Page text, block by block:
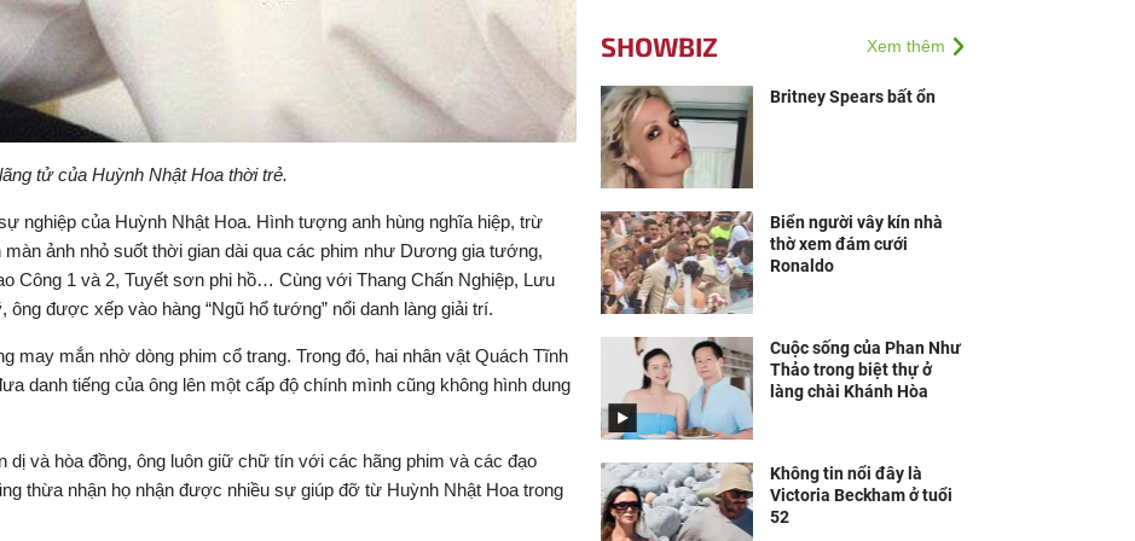
tử của Huỳnh Nhật Hoa thời trẻ.
nghiệp của Huỳnh Nhật Hoa. Hình tượng anh hùng nghĩa hiệp, trừ
ảnh nhỏ suốt thời gian dài qua các phim như Dương gia tướng,
Công 1 và 2, Tuyết sơn phi hồ… Cùng với Thang Chấn Nghiệp, Lưu
được xếp vào hàng “Ngũ hổ tướng” nổi danh làng giải trí.
may mắn nhờ dòng phim cổ trang. Trong đó, hai nhân vật Quách Tĩnh
danh tiếng của ông lên một cấp độ chính mình cũng không hình dung
dị và hòa đồng, ông luôn giữ chữ tín với các hãng phim và các đạo
thừa nhận họ nhận được nhiều sự giúp đỡ từ Huỳnh Nhật Hoa trong
SHOWBIZ Xem thêm
Britney Spears bất ổn
Biển người vây kín nhà
thờ xem đám cưới
Ronaldo
Cuộc sống của Phan Như
Thảo trong biệt thự ở
làng chài Khánh Hòa
Không tin nổi đây là
Victoria Beckham ở tuổi
52